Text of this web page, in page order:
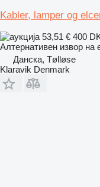
Kabler, lamper og
53,51 € 400
Алтернативен извор на
Данска, Tølløse
Klaravik Denmark